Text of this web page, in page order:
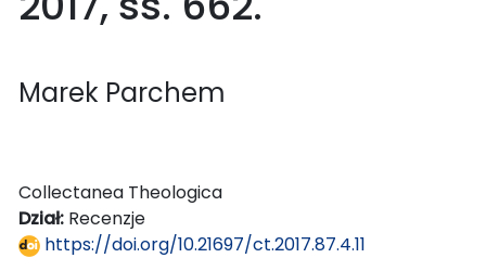
Marek Parchem
Collectanea Theologica
Dział: Recenzje
https://doi.org/10.21697/ct.2017.87.4.11